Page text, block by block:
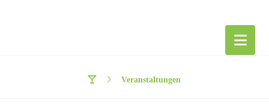
Veranstaltungen